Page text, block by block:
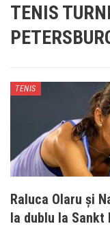
TENIS
TENIS
Raluca Olaru și
la dublu la Sankt